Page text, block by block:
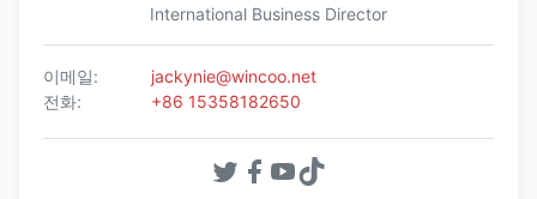
International Business Director
이메일:
jackynie@wincoo.net
전화:
+86 15358182650